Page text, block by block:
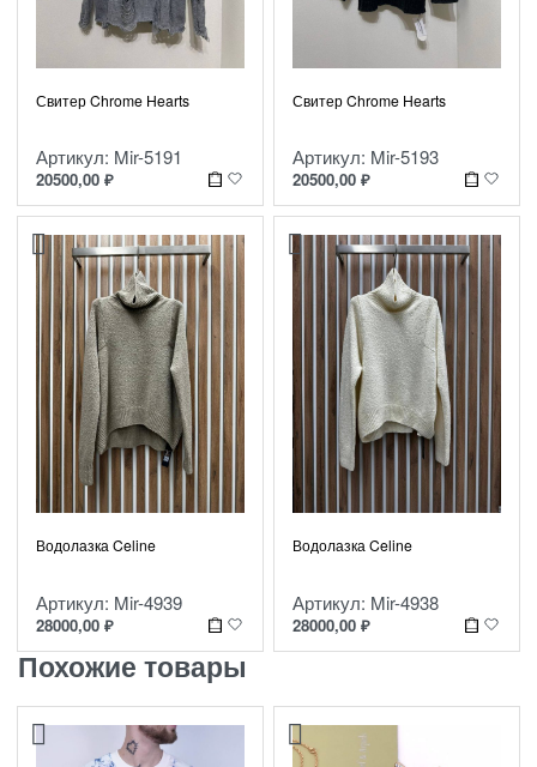
Свитер Chrome Hearts
Артикул: Mir-5191
20500,00 ₽
Свитер Chrome Hearts
Артикул: Mir-5193
20500,00 ₽
Водолазка Celine
Артикул: Mir-4939
28000,00 ₽
Водолазка Celine
Артикул: Mir-4938
28000,00 ₽
Похожие товары